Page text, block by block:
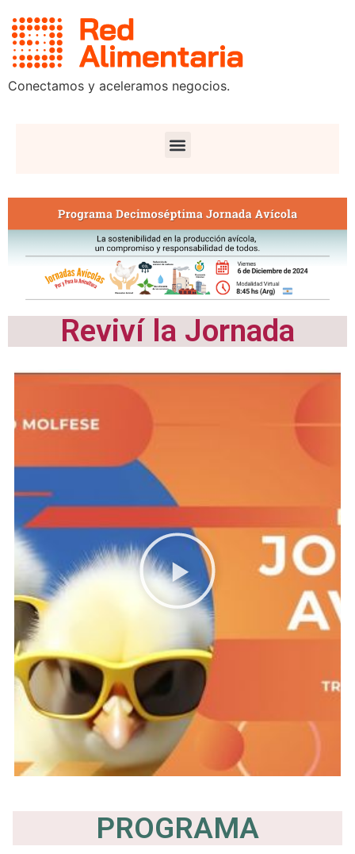
Conectamos y aceleramos negocios.
Reviví la Jornada
PROGRAMA